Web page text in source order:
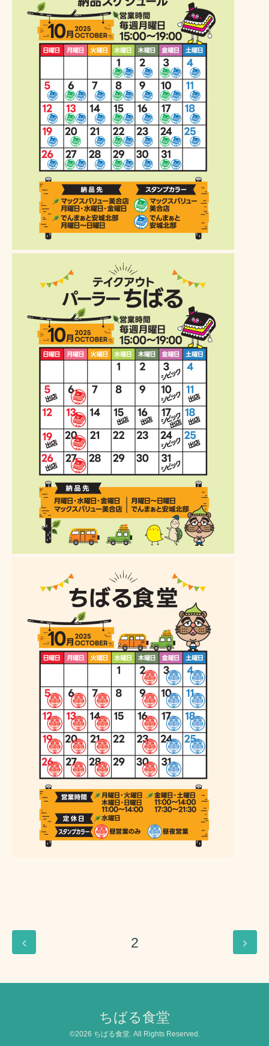
2
ちばる食堂
©2026 ちばる食堂. All Rights Reserved.